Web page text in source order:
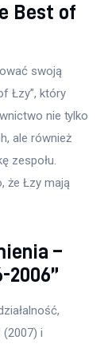
Best of
swoją
Łzy”, który
nie tylko
ale również
zespołu.
że Łzy mają
–
2006”
(2007) i